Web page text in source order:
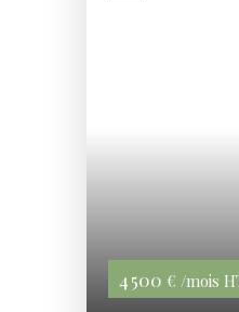
4 500 € /mois